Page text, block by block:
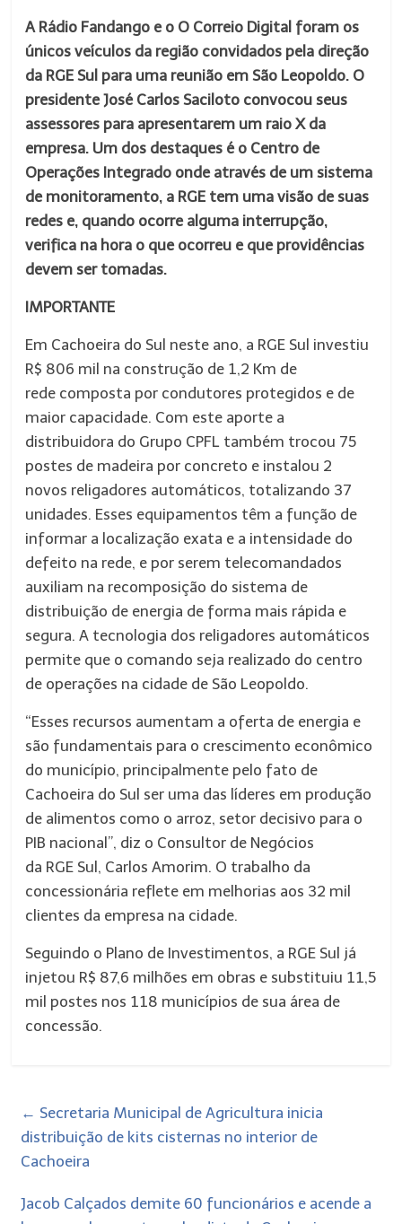
A Rádio Fandango e o O Correio Digital foram os
únicos veículos da região convidados pela direção
da RGE Sul para uma reunião em São Leopoldo. O
presidente José Carlos Saciloto convocou seus
assessores para apresentarem um raio X da
empresa. Um dos destaques é o Centro de
Operações Integrado onde através de um sistema
de monitoramento, a RGE tem uma visão de suas
redes e, quando ocorre alguma interrupção,
verifica na hora o que ocorreu e que providências
devem ser tomadas.
IMPORTANTE
Em Cachoeira do Sul neste ano, a RGE Sul investiu
R$ 806 mil na construção de 1,2 Km de
rede composta por condutores protegidos e de
maior capacidade. Com este aporte a
distribuidora do Grupo CPFL também trocou 75
postes de madeira por concreto e instalou 2
novos religadores automáticos, totalizando 37
unidades. Esses equipamentos têm a função de
informar a localização exata e a intensidade do
defeito na rede, e por serem telecomandados
auxiliam na recomposição do sistema de
distribuição de energia de forma mais rápida e
segura. A tecnologia dos religadores automáticos
permite que o comando seja realizado do centro
de operações na cidade de São Leopoldo.
“Esses recursos aumentam a oferta de energia e
são fundamentais para o crescimento econômico
do município, principalmente pelo fato de
Cachoeira do Sul ser uma das líderes em produção
de alimentos como o arroz, setor decisivo para o
PIB nacional”, diz o Consultor de Negócios
da RGE Sul, Carlos Amorim. O trabalho da
concessionária reflete em melhorias aos 32 mil
clientes da empresa na cidade.
Seguindo o Plano de Investimentos, a RGE Sul já
injetou R$ 87,6 milhões em obras e substituiu 11,5
mil postes nos 118 municípios de sua área de
concessão.
← Secretaria Municipal de Agricultura inicia
distribuição de kits cisternas no interior de
Cachoeira
Jacob Calçados demite 60 funcionários e acende a